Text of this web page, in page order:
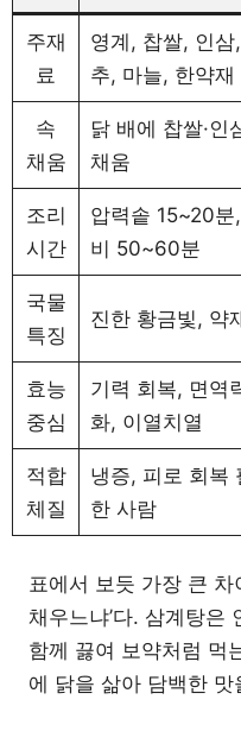
주재
료
영계, 찹쌀, 인삼
추, 마늘, 한약재
속
채움
닭 배에 찹쌀·인
채움
조리
시간
압력솥 15~20분
비 50~60분
국물
특징
진한 황금빛, 약
효능
중심
기력 회복, 면역
화, 이열치열
적합
체질
냉증, 피로 회복
한 사람
표에서 보듯 가장 큰 차
채우느냐’다. 삼계탕은
함께 끓여 보약처럼 먹
에 닭을 삶아 담백한